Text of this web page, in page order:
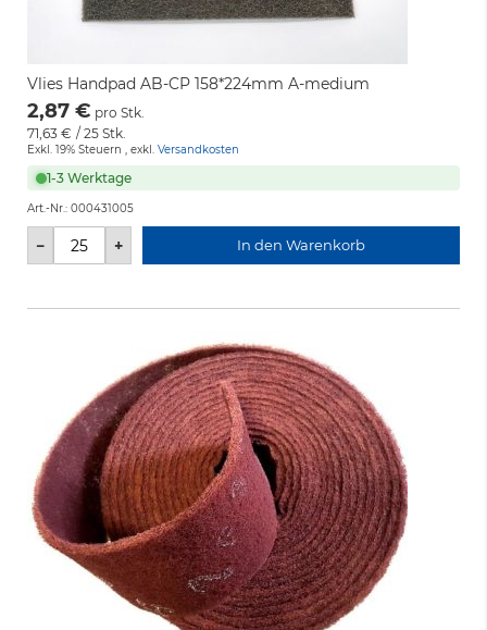
Vlies Handpad AB-CP 158*224mm A-medium
2,87 € pro Stk.
71,63 € / 25 Stk.
Exkl. 19% Steuern , exkl. Versandkosten
1-3 Werktage
Art.-Nr.: 000431005
− + In den Warenkorb